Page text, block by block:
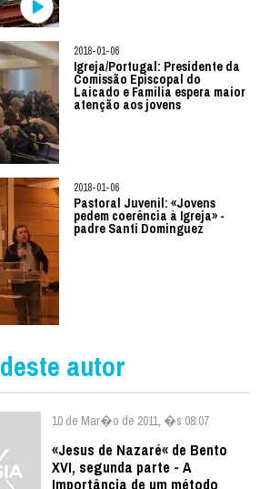
2018-01-06
Igreja/Portugal: Presidente da
Comissão Episcopal do
Laicado e Família espera maior
atenção aos jovens
2018-01-06
Pastoral Juvenil: «Jovens
pedem coerência à Igreja» -
padre Santi Dominguez
autor
10 de Mar�o de 2011, �s 08:07
«Jesus de Nazaré« de Bento
XVI, segunda parte - A
Importância de um método